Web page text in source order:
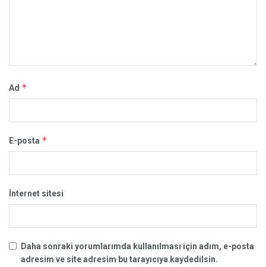
Ad *
E-posta *
İnternet sitesi
Daha sonraki yorumlarımda kullanılması için adım, e-posta
adresim ve site adresim bu tarayıcıya kaydedilsin.